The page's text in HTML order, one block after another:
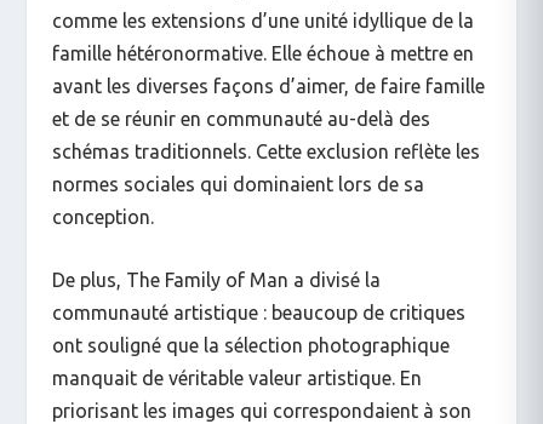
comme les extensions d’une unité idyllique de la
famille hétéronormative. Elle échoue à mettre en
avant les diverses façons d’aimer, de faire famille
et de se réunir en communauté au-delà des
schémas traditionnels. Cette exclusion reflète les
normes sociales qui dominaient lors de sa
conception.
De plus, The Family of Man a divisé la
communauté artistique : beaucoup de critiques
ont souligné que la sélection photographique
manquait de véritable valeur artistique. En
priorisant les images qui correspondaient à son